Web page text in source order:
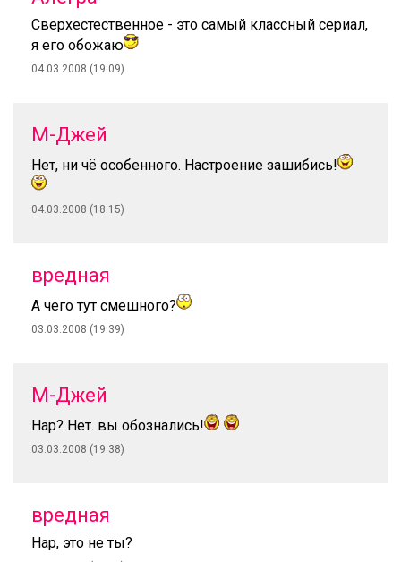
Сверхестественное - это самый классный сериал,
я его обожаю
04.03.2008 (19:09)
М-Джей
Нет, ни чё особенного. Настроение зашибись!
04.03.2008 (18:15)
вредная
А чего тут смешного?
03.03.2008 (19:39)
М-Джей
Нар? Нет. вы обознались!
03.03.2008 (19:38)
вредная
Нар, это не ты?